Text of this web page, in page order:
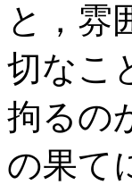
と，雰
切なこ
拘るの
の果て